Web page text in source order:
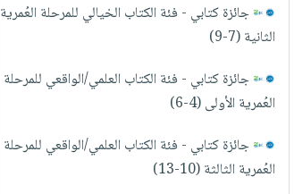
ملابس
مطرزات
حقائب
حلي
بالذات
صابون
iKitab
بلا
نيل
وفرات
عن
الشركة
سياسة
الشركة
حسابك
الأمنيات
جائزة كتابي - فئة الكتاب الخيالي للمرحلة العُمرية
الثانية (7-9)
جائزة كتابي - فئة الكتاب العلمي/الواقعي للمرحلة
العُمرية الأولى (4-6)
جائزة كتابي - فئة الكتاب العلمي/الواقعي للمرحلة
العُمرية الثالثة (10-13)